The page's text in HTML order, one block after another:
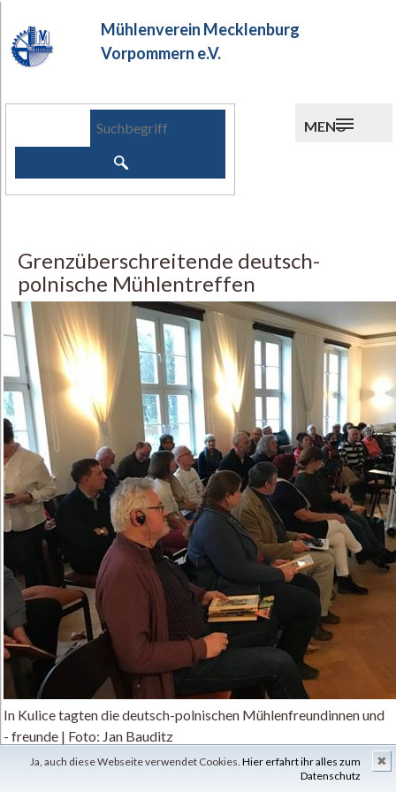
Ja, auch diese Webseite verwendet Cookies. Hier erfahrt ihr alles zum
Datenschutz
✖
Mühlenverein Mecklenburg
Vorpommern e.V.
MENU
Grenzüberschreitende deutsch-
polnische Mühlentreffen
In Kulice tagten die deutsch-polnischen Mühlenfreundinnen und
- freunde | Foto: Jan Bauditz